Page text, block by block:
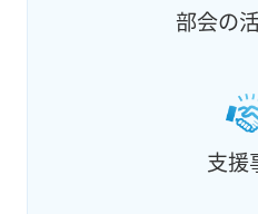
部会の
支援